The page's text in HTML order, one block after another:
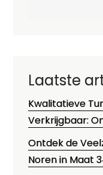
Laatste
Kwalitatieve
Verkrijgbaar:
Ontdek de
Noren in Maat